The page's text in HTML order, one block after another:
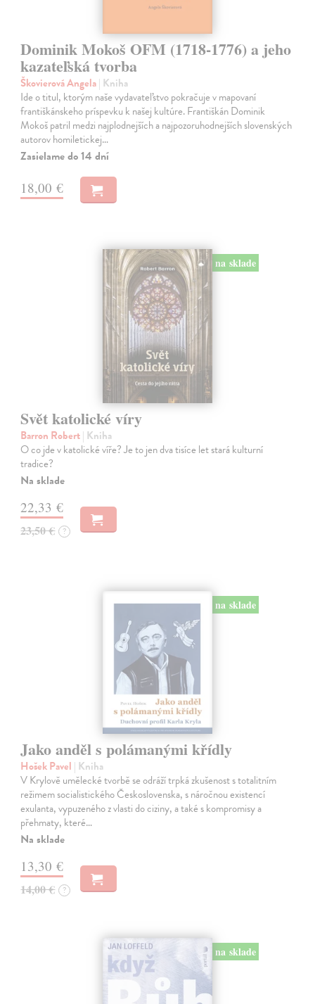
Dominik Mokoš OFM (1718-1776) a jeho
kazateľská tvorba
Škovierová Angela| Kniha
Ide o titul, ktorým naše vydavateľstvo pokračuje v mapovaní
františkánskeho príspevku k našej kultúre. Františkán Dominik
Mokoš patril medzi najplodnejších a najpozoruhodnejších slovenských
autorov homiletickej…
Zasielame do 14 dní
18,00 €
na sklade
Svět katolické víry
Barron Robert| Kniha
O co jde v katolické víře? Je to jen dva tisíce let stará kulturní
tradice?
Na sklade
22,33 €
23,50 € ?
na sklade
Jako anděl s polámanými křídly
Hošek Pavel | Kniha
V Krylově umělecké tvorbě se odráží trpká zkušenost s totalitním
režimem socialistického Československa, s náročnou existencí
exulanta, vypuzeného z vlasti do ciziny, a také s kompromisy a
přehmaty, které…
Na sklade
13,30 €
14,00 € ?
na sklade